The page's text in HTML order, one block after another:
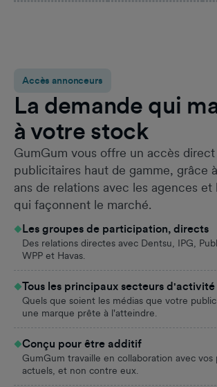
Accès annonceurs
La demande qui
à votre stock
GumGum vous offre un accès
publicitaires haut de gamme, grâce
ans de relations avec les agences et
qui façonnent le marché.
Les groupes de participation, directs
Des relations directes avec Dentsu, IPG,
WPP et Havas.
Tous les principaux secteurs
Quels que soient les médias que votre
une marque prête à l'atteindre.
Conçu pour être additif
GumGum travaille en collaboration avec vos
actuels, et non contre eux.